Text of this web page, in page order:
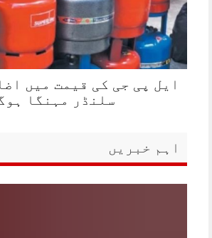
ایل پی جی کی قیمت میں
سلنڈر مہنگا
اہم خبریں